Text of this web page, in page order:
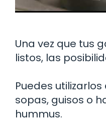
Una vez que tus
listos, las
Puedes
sopas, guisos o
hummus.